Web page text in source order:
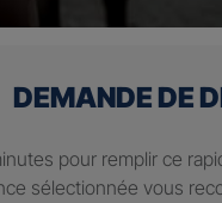
DEMANDE DE
pour remplir ce
sélectionnée vous